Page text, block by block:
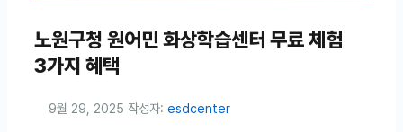
노원구청 원어민 화상학습센터 무료 체험
3가지 혜택
9월 29, 2025 작성자: esdcenter